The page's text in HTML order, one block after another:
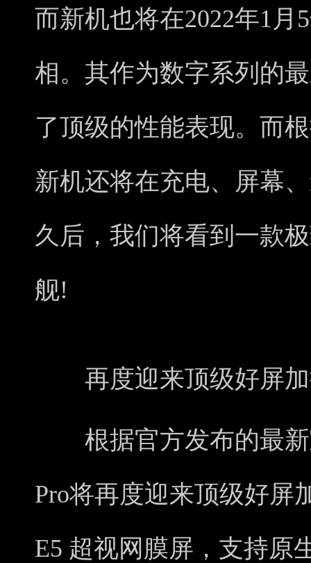
而新机也将在2022年1
相。其作为数字系列的
了顶级的性能表现。而
新机还将在充电、屏幕
久后，我们将看到一款
舰!
再度迎来顶级好屏
根据官方发布的最新
Pro将再度迎来顶级好屏
E5 超视网膜屏，支持原